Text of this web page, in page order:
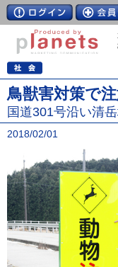
鳥獣害対策で
国道301号沿い清
2018/02/01